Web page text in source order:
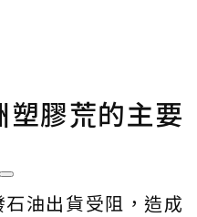
膠荒的主要
油出貨受阻，造成